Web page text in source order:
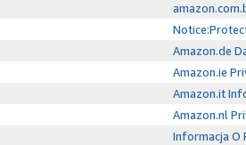
Amazon.de
Amazon.ie
Amazon.it
Amazon.nl
Informacja O